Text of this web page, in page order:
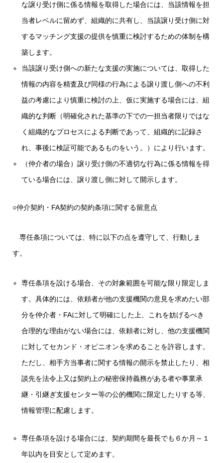
な譲り受け側に係る情報を取得した場合には、当該情報を担
当者レベルに留めず、組織的に共有し、当該譲り受け側に対
するマッチング支援の提供を慎重に検討するための体制を構
築します。
当該譲り受け側への新たな支援の実施については、取得した
情報の内容を精査及び同様の行為による譲り渡し側への不利
益の考慮により慎重に検討の上、仮に実施する場合には、組
織的な判断（明確化された基準の下での一担当者限りではな
く組織的なプロセスによる判断であって、組織的に記録さ
れ、事後に検証可能であるものをいう。）により行います。
（仲介者の場合）譲り受け側の不適切な行為に係る情報を得
ている場合には、譲り渡し側に対して開示します。
○仲介契約・FA契約の契約条項に関する留意点
専任条項については、特に以下の点を遵守して、行動しま
す。
専任条項を設ける場合、その対象範囲を可能な限り限定しま
す。具体的には、依頼者が他の支援機関の意見を求めたい部
分を仲介者・FAに対して明確にした上、これを妨げるべき
合理的な理由がない場合には、依頼者に対し、他の支援機関
に対してセカンド・オピニオンを求めることを許容します。
ただし、相手方当事者に関する情報の開示を禁止したり、相
談先を法令上又は契約上の秘密保持義務がある者や事業承
継・引継ぎ支援センター等の公的機関に限定したりする等、
情報管理に配慮します。
専任条項を設ける場合には、契約期間を最長でも６か月～１
年以内を目安として定めます。